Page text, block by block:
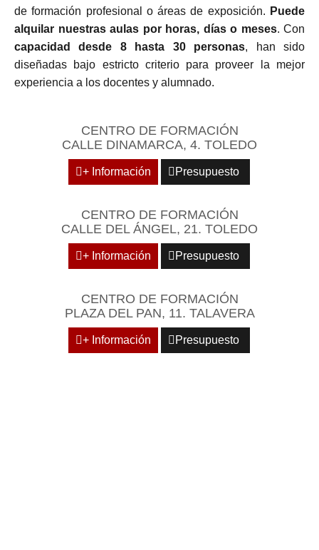
de formación profesional o áreas de exposición. Puede
alquilar nuestras aulas por horas, días o meses. Con
capacidad desde 8 hasta 30 personas, han sido
diseñadas bajo estricto criterio para proveer la mejor
experiencia a los docentes y alumnado.
CENTRO DE FORMACIÓN
CALLE DINAMARCA, 4. TOLEDO
+ Información Presupuesto
CENTRO DE FORMACIÓN
CALLE DEL ÁNGEL, 21. TOLEDO
+ Información Presupuesto
CENTRO DE FORMACIÓN
PLAZA DEL PAN, 11. TALAVERA
+ Información Presupuesto